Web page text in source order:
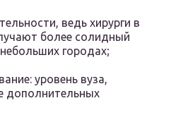
ведь хирурги в
более солидный
городах;
уровень вуза,
дополнительных